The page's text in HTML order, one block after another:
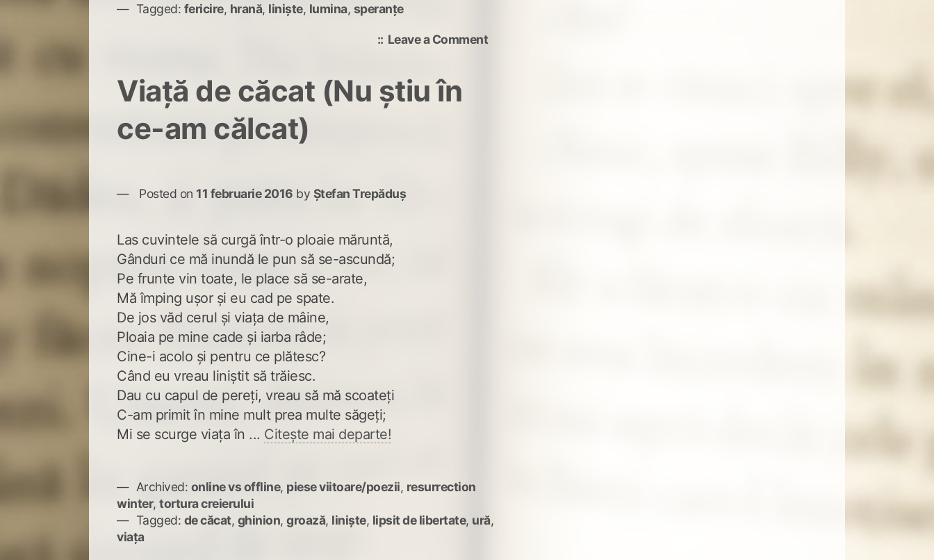
Tagged: fericire, hrană, liniște, lumina, speranțe
Leave a Commenton
Viață de căcat (Nu știu în
ce-am călcat)
Posted on 11 februarie 2016 by Ștefan Trepăduș
Las cuvintele să curgă într-o ploaie măruntă,
Gânduri ce mă inundă le pun să se-ascundă;
Pe frunte vin toate, le place să se-arate,
Mă împing ușor și eu cad pe spate.
De jos văd cerul și viața de mâine,
Ploaia pe mine cade și iarba râde;
Cine-i acolo și pentru ce plătesc?
Când eu vreau liniștit să trăiesc.
Dau cu capul de pereți, vreau să mă scoateți
C-am primit în mine mult prea multe săgeți;
Mi se scurge viața în ... Citește mai departe!
Archived: online vs offline, piese viitoare/poezii, resurrection
winter,tortura creierului
Tagged: de căcat, ghinion,groază, liniște, lipsit de libertate, ură,
viața